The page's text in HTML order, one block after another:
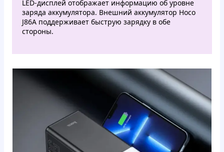
LED-дисплей отображает информацию об уровне
заряда аккумулятора. Внешний аккумулятор Hoco
J86A поддерживает быструю зарядку в обе
стороны.